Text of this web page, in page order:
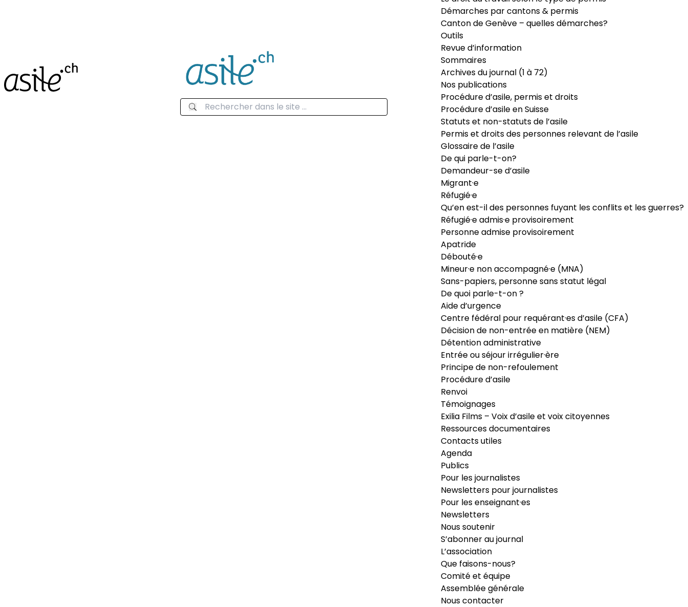
Démarches par cantons & permis
Canton de Genève – quelles démarches?
Outils
Revue d’information
Sommaires
Archives du journal (1 à 72)
Nos publications
Procédure d’asile, permis et droits
Procédure d’asile en Suisse
Statuts et non-statuts de l’asile
Permis et droits des personnes relevant de l’asile
Glossaire de l’asile
De qui parle-t-on?
Demandeur-se d’asile
Migrant·e
Réfugié·e
Qu’en est-il des personnes fuyant les conflits et les guerres?
Réfugié·e admis·e provisoirement
Personne admise provisoirement
Apatride
Débouté·e
Mineur·e non accompagné·e (MNA)
Sans-papiers, personne sans statut légal
De quoi parle-t-on ?
Aide d’urgence
Centre fédéral pour requérant·es d’asile (CFA)
Décision de non-entrée en matière (NEM)
Détention administrative
Entrée ou séjour irrégulier·ère
Principe de non-refoulement
Procédure d’asile
Renvoi
Témoignages
Exilia Films – Voix d’asile et voix citoyennes
Ressources documentaires
Contacts utiles
Agenda
Publics
Pour les journalistes
Newsletters pour journalistes
Pour les enseignant·es
Newsletters
Nous soutenir
S’abonner au journal
L’association
Que faisons-nous?
Comité et équipe
Assemblée générale
Nous contacter